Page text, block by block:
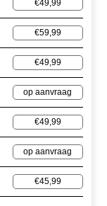
€49,99
€59,99
€49,99
op aanvraag
€49,99
op aanvraag
€45,99